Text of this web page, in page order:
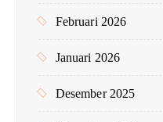
Februari 2026
Januari 2026
Desember 2025